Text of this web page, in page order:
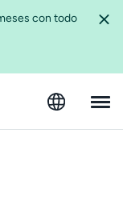
con todo